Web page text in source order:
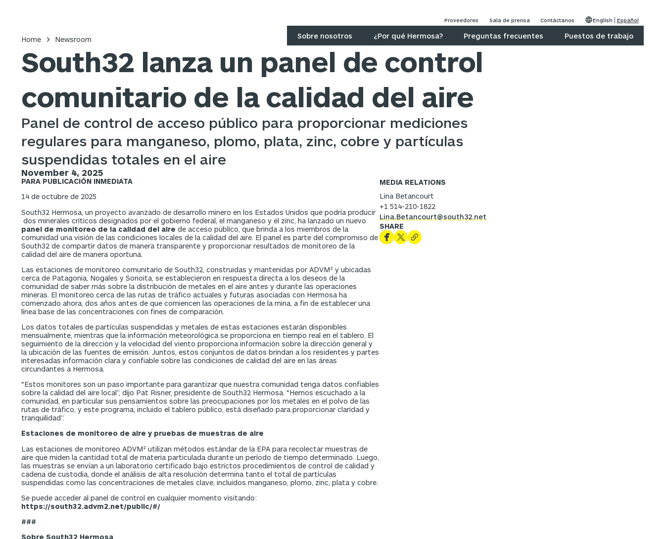
Proveedores Sala de prensa Contáctanos English Español
Sobre nosotros ¿Por qué Hermosa? Preguntas frecuentes Puestos de trabajo
Home Newsroom
South32 lanza un panel de control
comunitario de la calidad del aire
Panel de control de acceso público para proporcionar mediciones
regulares para manganeso, plomo, plata, zinc, cobre y partículas
suspendidas totales en el aire
November 4, 2025
PARA PUBLICACIÓN INMEDIATA
14 de octubre de 2025
South32 Hermosa, un proyecto avanzado de desarrollo minero en los Estados Unidos que podría producir
dos minerales críticos designados por el gobierno federal, el manganeso y el zinc, ha lanzado un nuevo
panel de monitoreo de la calidad del aire de acceso público, que brinda a los miembros de la
comunidad una visión de las condiciones locales de la calidad del aire. El panel es parte del compromiso de
South32 de compartir datos de manera transparente y proporcionar resultados de monitoreo de la
calidad del aire de manera oportuna.
Las estaciones de monitoreo comunitario de South32, construidas y mantenidas por ADVM² y ubicadas
cerca de Patagonia, Nogales y Sonoita, se establecieron en respuesta directa a los deseos de la
comunidad de saber más sobre la distribución de metales en el aire antes y durante las operaciones
mineras. El monitoreo cerca de las rutas de tráfico actuales y futuras asociadas con Hermosa ha
comenzado ahora, dos años antes de que comiencen las operaciones de la mina, a fin de establecer una
línea base de las concentraciones con fines de comparación.
Los datos totales de partículas suspendidas y metales de estas estaciones estarán disponibles
mensualmente, mientras que la información meteorológica se proporciona en tiempo real en el tablero. El
seguimiento de la dirección y la velocidad del viento proporciona información sobre la dirección general y
la ubicación de las fuentes de emisión. Juntos, estos conjuntos de datos brindan a los residentes y partes
interesadas información clara y confiable sobre las condiciones de calidad del aire en las áreas
circundantes a Hermosa.
“Estos monitores son un paso importante para garantizar que nuestra comunidad tenga datos confiables
sobre la calidad del aire local”, dijo Pat Risner, presidente de South32 Hermosa. “Hemos escuchado a la
comunidad, en particular sus pensamientos sobre las preocupaciones por los metales en el polvo de las
rutas de tráfico, y este programa, incluido el tablero público, está diseñado para proporcionar claridad y
tranquilidad”.
Estaciones de monitoreo de aire y pruebas de muestras de aire
Las estaciones de monitoreo ADVM² utilizan métodos estándar de la EPA para recolectar muestras de
aire que miden la cantidad total de materia particulada durante un período de tiempo determinado. Luego,
las muestras se envían a un laboratorio certificado bajo estrictos procedimientos de control de calidad y
cadena de custodia, donde el análisis de alta resolución determina tanto el total de partículas
suspendidas como las concentraciones de metales clave, incluidos manganeso, plomo, zinc, plata y cobre.
Se puede acceder al panel de control en cualquier momento visitando:
https://south32.advm2.net/public/#/
###
Sobre South32 Hermosa
MEDIA RELATIONS
Lina Betancourt
+1 514-210-1822
Lina.Betancourt@south32.net
SHARE